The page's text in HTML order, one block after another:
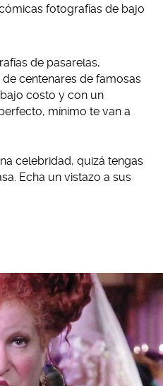
fotografías de bajo
de pasarelas,
centenares de famosas
costo y con un
mínimo te van a
celebridad, quizá tengas
Echa un vistazo a sus